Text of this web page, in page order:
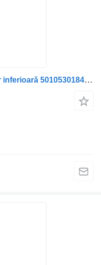
Renault Conducta admisie aer inferioară 5010530184 crevo za klimu za Renault kamiona